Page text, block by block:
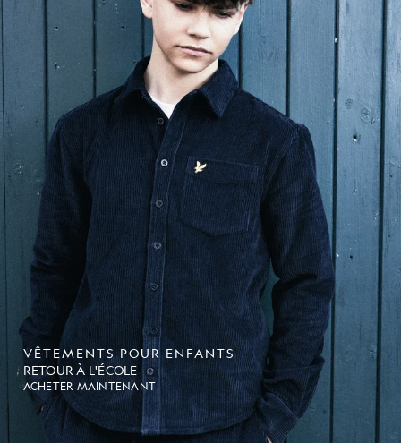
VÊTEMENTS POUR ENFANTS
RETOUR À L'ÉCOLE
ACHETER MAINTENANT